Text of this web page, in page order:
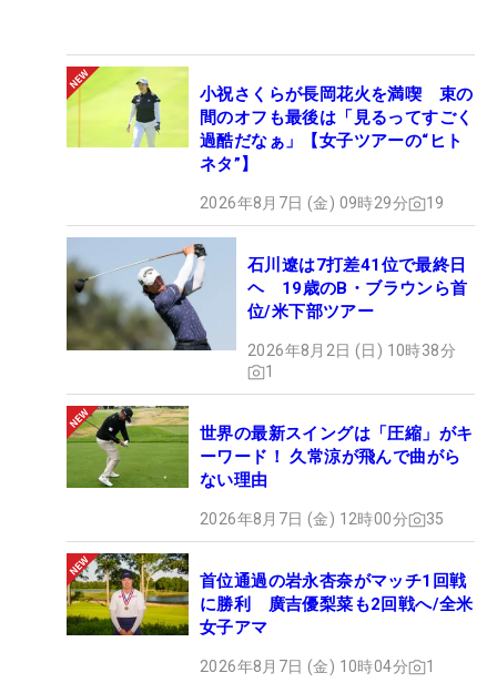
小祝さくらが長岡花火を満喫 束の
間のオフも最後は「見るってすごく
過酷だなぁ」【女子ツアーの“ヒト
ネタ”】
2026年8月7日 (金) 09時29分 19
石川遼は7打差41位で最終日
ヘ 19歳のB・ブラウンら首
位/米下部ツアー
2026年8月2日 (日) 10時38分
1
世界の最新スイングは「圧縮」がキ
ーワード！ 久常涼が飛んで曲がら
ない理由
2026年8月7日 (金) 12時00分 35
首位通過の岩永杏奈がマッチ1回戦
に勝利 廣吉優梨菜も2回戦へ/全米
女子アマ
2026年8月7日 (金) 10時04分 1